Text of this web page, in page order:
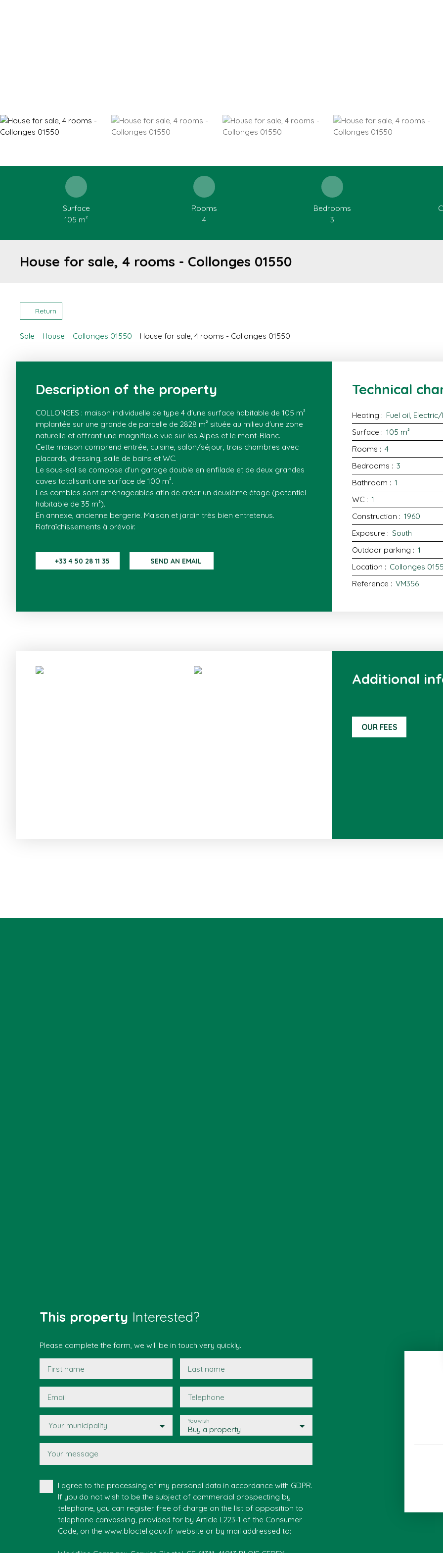
Surface
105 m²
Rooms
4
Bedrooms
3
House for sale, 4 rooms - Collonges 01550
Return
Sale House Collonges 01550 House for sale, 4 rooms - Collonges 01550
Description of the property
COLLONGES : maison individuelle de type 4 d'une surface habitable de 105 m²
implantée sur une grande de parcelle de 2828 m² située au milieu d'une zone
naturelle et offrant une magnifique vue sur les Alpes et le mont-Blanc.
Cette maison comprend entrée, cuisine, salon/séjour, trois chambres avec
placards, dressing, salle de bains et WC.
Le sous-sol se compose d'un garage double en enfilade et de deux grandes
caves totalisant une surface de 100 m².
Les combles sont aménageables afin de créer un deuxième étage (potentiel
habitable de 35 m²).
En annexe, ancienne bergerie. Maison et jardin très bien entretenus.
Rafraîchissements à prévoir.
+33 4 50 28 11 35 SEND AN EMAIL
Technical
Heating : Fuel oil,
Surface : 105 m²
Rooms : 4
Bedrooms : 3
Bathroom : 1
WC : 1
Construction : 1960
Exposure : South
Outdoor parking : 1
Location : Collonges
Reference : VM356
Additional
OUR FEES
This property Interested?
Please complete the form, we will be in touch very quickly.
First name Last name
Email Telephone
Your municipality Buy a property
You wish
Your message
I agree to the processing of my personal data in accordance with GDPR.
If you do not wish to be the subject of commercial prospecting by
telephone, you can register free of charge on the list of opposition to
telephone canvassing, provided for by Article L223-1 of the Consumer
Code, on the www.bloctel.gouv.fr website or by mail addressed to: